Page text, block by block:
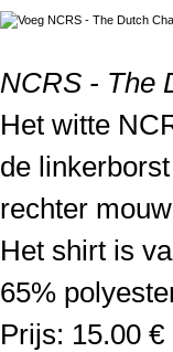
NCRS - The
Het witte
de
rechter
Het shirt is
65%
Prijs: 15.00